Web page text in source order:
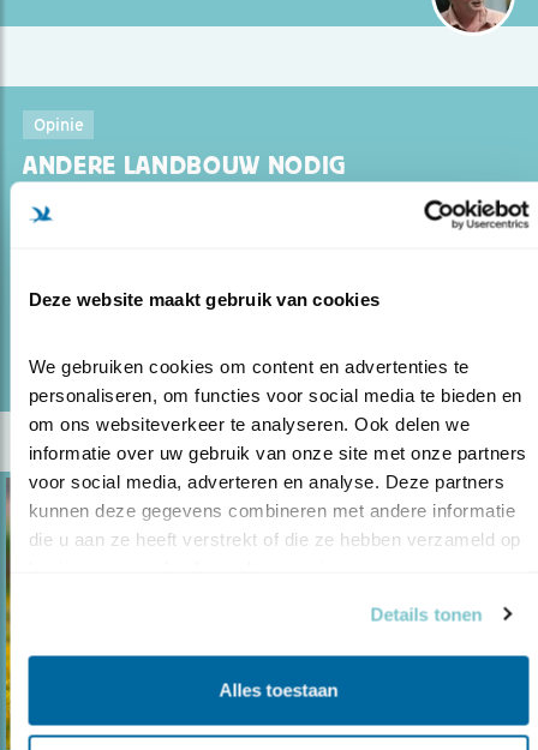
Deze website maakt gebruik van cookies
We gebruiken cookies om content en advertenties te
personaliseren, om functies voor social media te bieden en
om ons websiteverkeer te analyseren. Ook delen we
informatie over uw gebruik van onze site met onze partners
voor social media, adverteren en analyse. Deze partners
kunnen deze gegevens combineren met andere informatie
die u aan ze heeft verstrekt of die ze hebben verzameld op
Details tonen
Alles toestaan
Opinie
ANDERE LANDBOUW NODIG
08.08.19
Klimaat én natuur maken landbouwtransitie